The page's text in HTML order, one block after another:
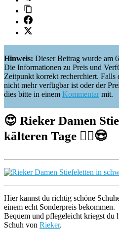
Hinweis: Dieser Beitrag wurde am
Die Informationen zu Preis und
Zeitpunkt korrekt recherchiert. Falls
nicht mehr verfügbar ist oder der
dies bitte in einem Kommentarmit.
😍 Rieker Damen
kälteren Tage 🙆‍♀️😍
Hier kannst du richtig schöne
einem echt Sonderpreis bekommen.
Bequem und pflegeleicht kriegst du
Schuh von Rieker.